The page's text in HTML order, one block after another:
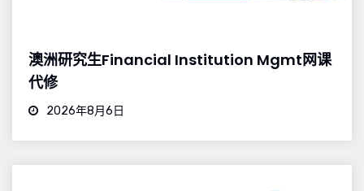
澳洲研究生Financial Institution Mgmt网课
代修
2026年8月6日